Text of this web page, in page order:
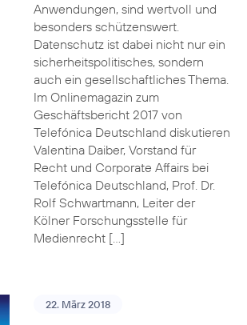
Anwendungen, sind wertvoll und
besonders schützenswert.
Datenschutz ist dabei nicht nur ein
sicherheitspolitisches, sondern
auch ein gesellschaftliches Thema.
Im Onlinemagazin zum
Geschäftsbericht 2017 von
Telefónica Deutschland diskutieren
Valentina Daiber, Vorstand für
Recht und Corporate Affairs bei
Telefónica Deutschland, Prof. Dr.
Rolf Schwartmann, Leiter der
Kölner Forschungsstelle für
Medienrecht […]
22. März 2018